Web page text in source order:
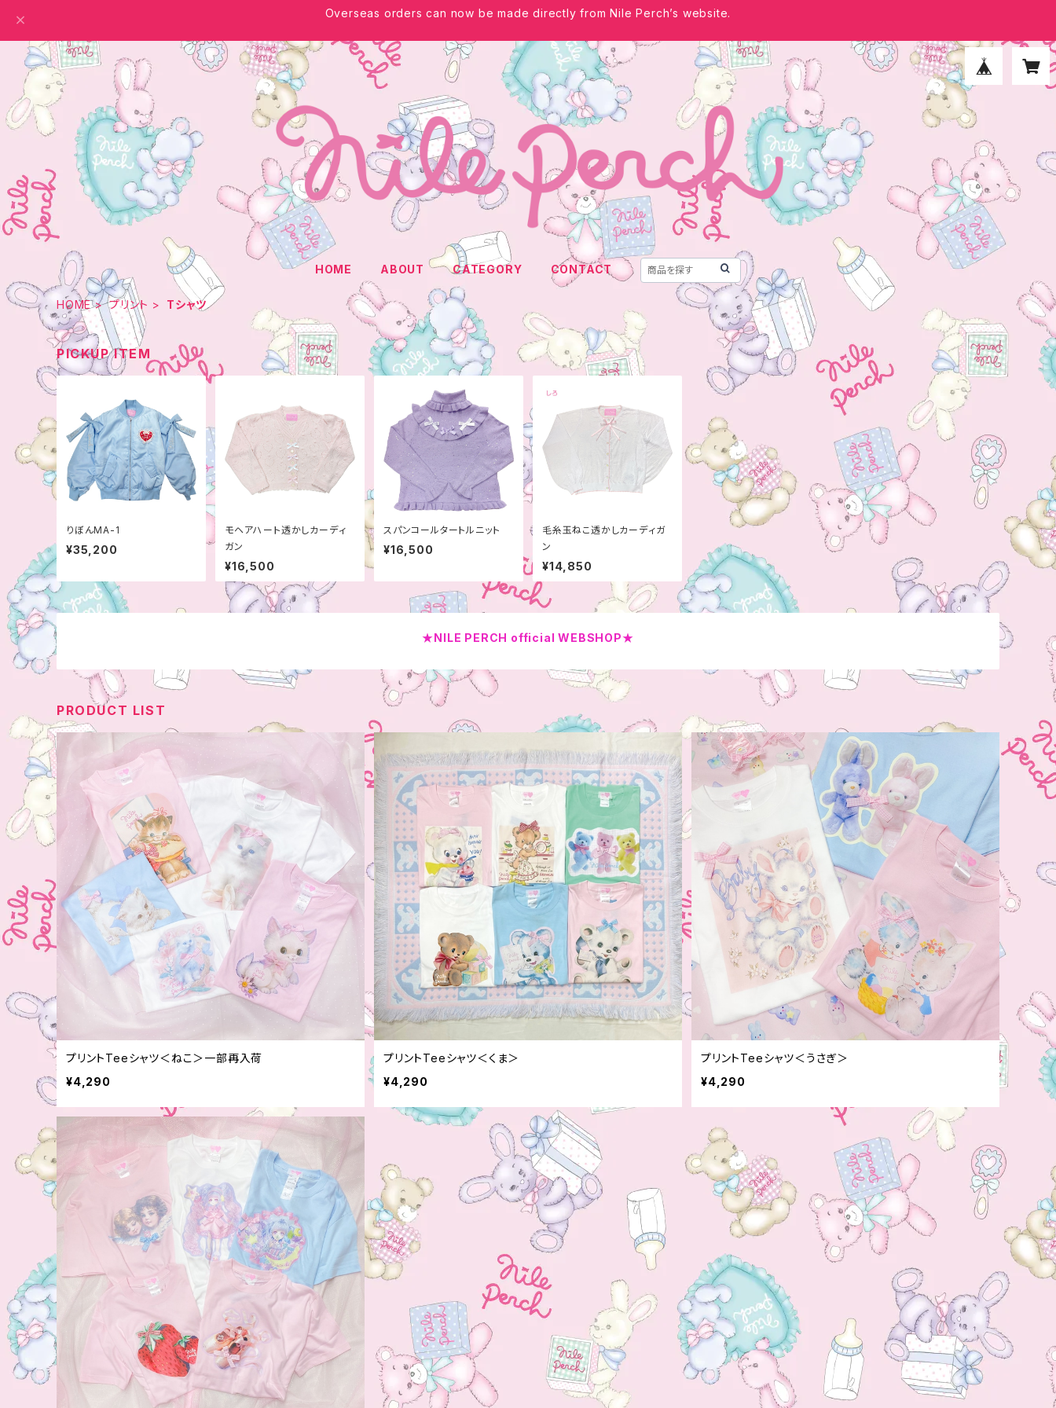
Overseas orders can now be made directly from Nile Perch’s website.
HOME ABOUT CATEGORY CONTACT
HOME プリント Tシャツ
PICKUP ITEM
りぼんMA-1
¥35,200
モヘアハート透かしカーディ
ガン
¥16,500
スパンコールタートルニット
¥16,500
毛糸玉ねこ透かしカーディガ
ン
¥14,850
★NILE PERCH official WEBSHOP★
PRODUCT LIST
プリントTeeシャツ＜ねこ＞一部再入荷
¥4,290
プリントTeeシャツ＜くま＞
¥4,290
プリントTeeシャツ＜うさぎ＞
¥4,290